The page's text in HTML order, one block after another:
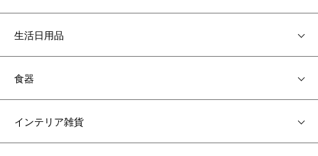
生活日用品
食器
インテリア雑貨